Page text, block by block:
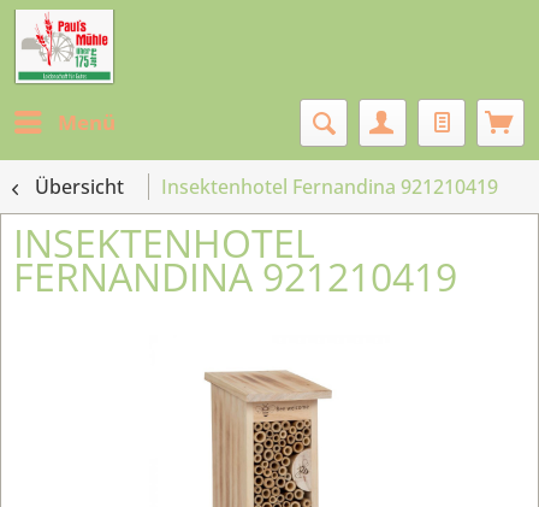
Menü
Übersicht Insektenhotel Fernandina 921210419
INSEKTENHOTEL
FERNANDINA 921210419